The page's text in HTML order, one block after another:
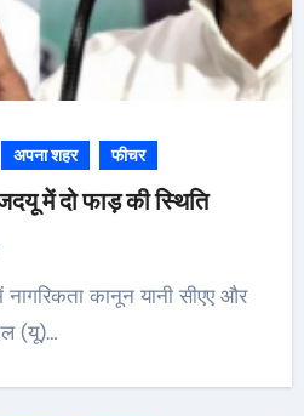
अपना शहर फीचर
में दो फाड़ की स्थिति
(यू)…